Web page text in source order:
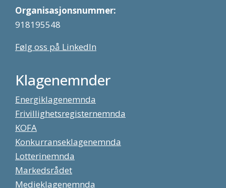
Organisasjonsnummer:
918195548
Følg oss på LinkedIn
Klagenemnder
Energiklagenemnda
Frivillighetsregisternemnda
KOFA
Konkurranseklagenemnda
Lotterinemnda
Markedsrådet
Medieklagenemnda